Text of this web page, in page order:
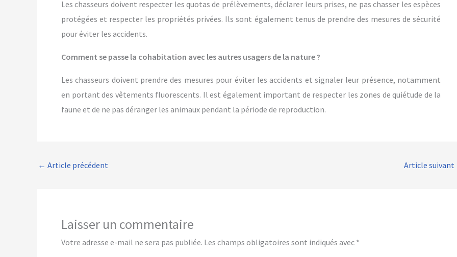
Les chasseurs doivent respecter les quotas de prélèvements, déclarer leurs prises, ne pas chasser les espèces
protégées et respecter les propriétés privées. Ils sont également tenus de prendre des mesures de sécurité
pour éviter les accidents.
Comment se passe la cohabitation avec les autres usagers de la nature ?
Les chasseurs doivent prendre des mesures pour éviter les accidents et signaler leur présence, notamment
en portant des vêtements fluorescents. Il est également important de respecter les zones de quiétude de la
faune et de ne pas déranger les animaux pendant la période de reproduction.
← Article précédent Article suivant
Laisser un commentaire
Votre adresse e-mail ne sera pas publiée. Les champs obligatoires sont indiqués avec *